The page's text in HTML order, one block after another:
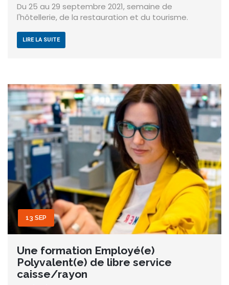
Du 25 au 29 septembre 2021, semaine de
l'hôtellerie, de la restauration et du tourisme.
LIRE LA SUITE
13 SEP
Une formation Employé(e)
Polyvalent(e) de libre service
caisse/rayon